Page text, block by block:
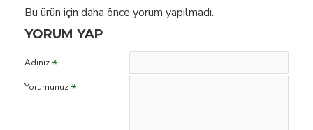
Bu ürün için daha önce yorum yapılmadı.
YORUM YAP
Adınız
Yorumunuz